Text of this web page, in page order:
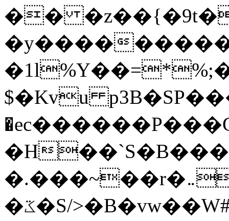
��
�y����
$�Kvu
�H
�.���~��r�޼�}�܅�mؕWu���K}
�ػ�S/>�B�vw��W#�I��*]\W��)Ħ�1��fC}